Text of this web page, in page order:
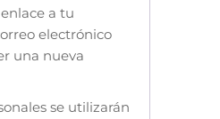
a tu
electrónico
una nueva
se utilizarán